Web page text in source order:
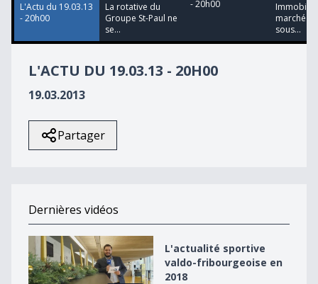
L'Actu du 19.03.13
- 20h00
La rotative du
Groupe St-Paul ne
se...
- 20h00
marché
sous...
L'ACTU DU 19.03.13 - 20H00
19.03.2013
Partager
Dernières vidéos
L&#039;actualité sportive valdo-fribourgeoise en 2018
L'actualité sportive
valdo-fribourgeoise en
2018